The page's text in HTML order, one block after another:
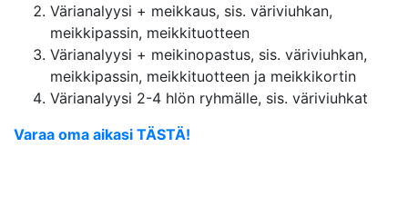
Värianalyysi + meikkaus, sis. väriviuhkan,
meikkipassin, meikkituotteen
Värianalyysi + meikinopastus, sis. väriviuhkan,
meikkipassin, meikkituotteen ja meikkikortin
Värianalyysi 2-4 hlön ryhmälle, sis. väriviuhkat
Varaa oma aikasi TÄSTÄ!